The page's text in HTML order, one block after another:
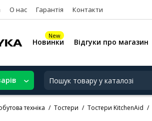
О нас Гарантія Контакти
New
Новинки Відгуки про магазин
техніка Тостери Тостери KitchenAid